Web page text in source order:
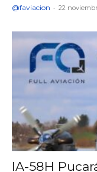
@faviacion - 22
IA-58H